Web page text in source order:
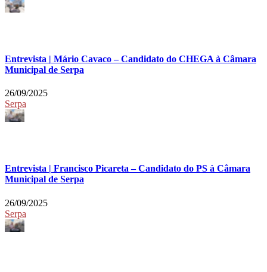
Entrevista | Mário Cavaco – Candidato do CHEGA à Câmara
Municipal de Serpa
26/09/2025
Serpa
Entrevista | Francisco Picareta – Candidato do PS à Câmara
Municipal de Serpa
26/09/2025
Serpa